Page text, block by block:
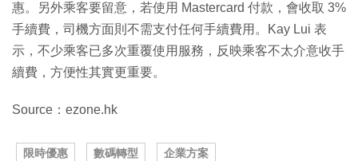
惠。另外乘客要留意，若使用 Mastercard 付款，會收取 3%
手續費，司機方面則不需支付任何手續費用。Kay Lui 表
示，不少乘客已多次重覆使用服務，反映乘客不太介意收手
續費，方便性其實更重要。
Source：ezone.hk
限時優惠 數碼轉型 企業方案